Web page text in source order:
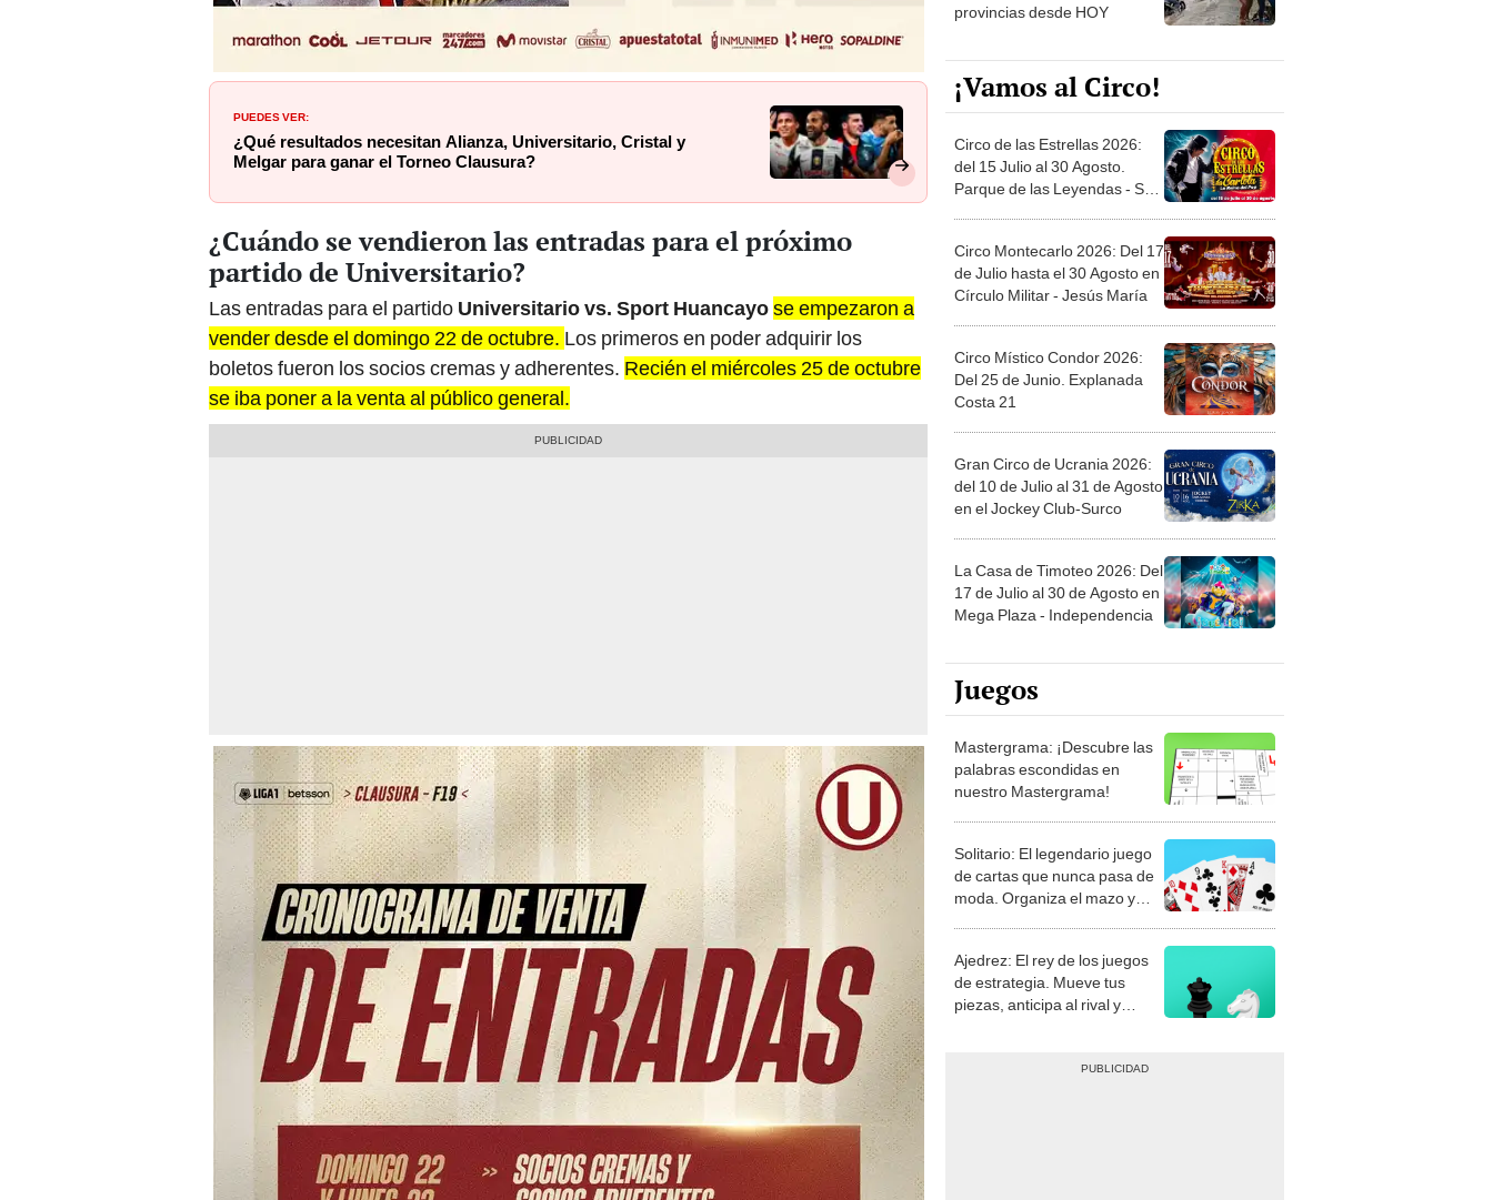
PUEDES VER:
¿Qué resultados necesitan Alianza, Universitario, Cristal y
Melgar para ganar el Torneo Clausura?
¿Cuándo se vendieron las entradas para el próximo
partido de Universitario?
Las entradas para el partido Universitario vs. Sport Huancayose empezaron a
vender desde el domingo 22 de octubre. Los primeros en poder adquirir los
boletos fueron los socios cremas y adherentes. Recién el miércoles 25 de octubre
se iba poner a la venta al público general.
provincias desde HOY
¡Vamos al Circo!
Circo de las Estrellas 2026:
del 15 Julio al 30 Agosto.
Parque de las Leyendas - San
Circo Montecarlo 2026: Del 17
de Julio hasta el 30 Agosto en
Círculo Militar - Jesús María
Circo Místico Condor 2026:
Del 25 de Junio. Explanada
Costa 21
Gran Circo de Ucrania 2026:
del 10 de Julio al 31 de Agosto
en el Jockey Club-Surco
La Casa de Timoteo 2026: Del
17 de Julio al 30 de Agosto en
Mega Plaza - Independencia
Juegos
Mastergrama: ¡Descubre las
palabras escondidas en
nuestro Mastergrama!
Solitario: El legendario juego
de cartas que nunca pasa de
moda. Organiza el mazo y
Ajedrez: El rey de los juegos
de estrategia. Mueve tus
piezas, anticipa al rival y